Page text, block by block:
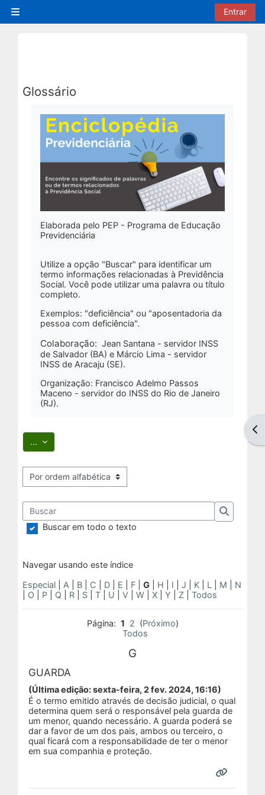
Painel lateral
Entrar
Glossário
Elaborada pelo PEP - Programa de Educação
Previdenciária
Utilize a opção "Buscar" para identificar um
termo informações relacionadas à Previdência
Social. Você pode utilizar uma palavra ou título
completo.
Exemplos: "deficiência" ou "aposentadoria da
pessoa com deficiência".
Colaboração: Jean Santana - servidor INSS
de Salvador (BA) e Márcio Lima - servidor
INSS de Aracaju (SE).
Organização: Francisco Adelmo Passos
Maceno - servidor do INSS do Rio de Janeiro
(RJ).
... Exportar itens
Navegar usando este índice
Buscar
Buscar
Buscar em todo o texto
Navegar usando este índice
Especial| A B| C D| E F| G| H I J K| L M
N
O P| Q R| S| T| U V| W| X| Y Z Todos
Página: 1 2 (Próximo)
Todos
G
GUARDA
(Última edição: sexta-feira, 2 fev. 2024, 16:16)
É o termo emitido através de decisão judicial, o qual
determina quem será o responsável pela guarda de
um menor, quando necessário. A guarda poderá se
dar a favor de um dos pais, ambos ou terceiro, o
qual ficará com a responsabilidade de ter o menor
em sua companhia e proteção.